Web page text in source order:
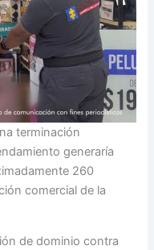
terminación
generaría
260
comercial de la
de dominio contra